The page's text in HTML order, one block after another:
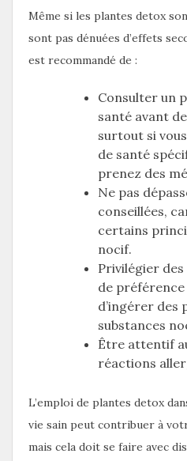
Même si les plantes detox
sont pas dénuées d’effets
est recommandé de :
Consulter un
santé avant
surtout si
de santé
prenez des
Ne pas
conseillées,
certains
nocif.
Privilégier
de
d’ingérer des
substances
Être attentif
réactions
L’emploi de plantes detox
vie sain peut contribuer à
mais cela doit se faire avec